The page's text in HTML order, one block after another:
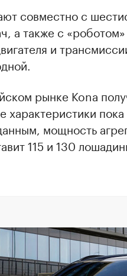
совместно с
а также с
и
рынке Kona
характеристики
мощность
115 и 130